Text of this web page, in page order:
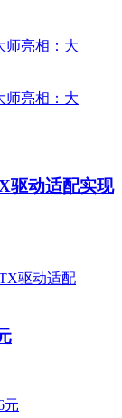
驱动适配实现